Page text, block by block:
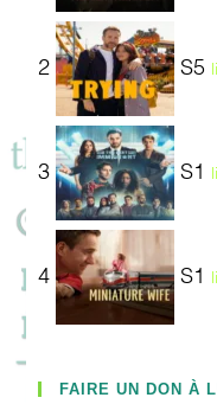
2 S5
3 S1
4 S1
FAIRE UN DON À